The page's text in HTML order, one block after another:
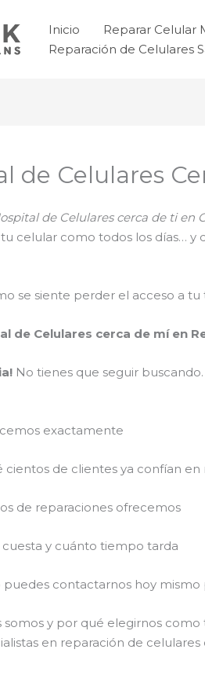
Inicio Reparar Celular
Reparación de Celulares
de Celulares
de Celulares cerca de ti en
tu celular como todos los días… y
se siente perder el acceso a
de Celulares cerca de mí en
No tienes que seguir
exactamente
cientos de clientes ya confían en
de reparaciones ofrecemos
cuesta y cuánto tiempo tarda
puedes contactarnos hoy mismo
somos y por qué elegirnos
en reparación de